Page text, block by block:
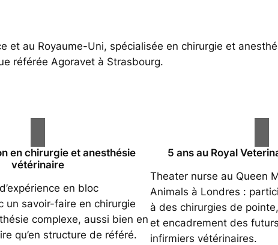
et au Royaume-Uni, spécialisée en chirurgie et
référée Agoravet à Strasbourg.
en chirurgie et anesthésie
vétérinaire
en bloc
un savoir-faire en chirurgie
complexe, aussi bien en
qu’en structure de référé.
5 ans au Royal
Theater nurse au Queen
Animals à Londres :
à des chirurgies de
et encadrement des
infirmiers vétérinaires.